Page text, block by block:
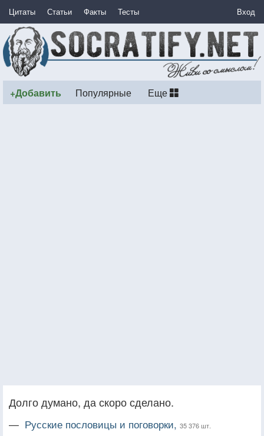
Цитаты Статьи Факты Тесты Вход
+Добавить Популярные Еще
Долго думано, да скоро сделано.
— Русские пословицы и поговорки, 35 376 шт.